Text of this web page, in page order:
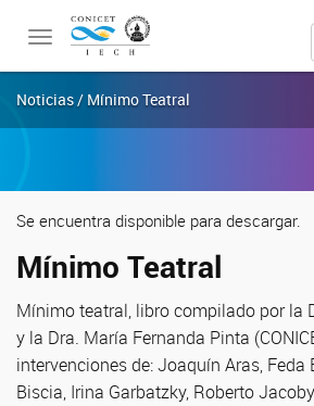
Toggle
Noticias / Mínimo Teatral
Se encuentra disponible para descargar.
Mínimo Teatral
Mínimo teatral, libro compilado por la
y la Dra. María Fernanda Pinta
intervenciones de: Joaquín Aras, Feda
Biscia, Irina Garbatzky, Roberto